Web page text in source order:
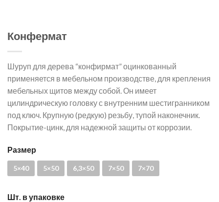
Конфермат
Шуруп для дерева “конфирмат” оцинкованный
применяется в мебельном производстве, для крепления
мебельных щитов между собой. Он имеет
цилиндрическую головку с внутренним шестигранником
под ключ. Крупную (редкую) резьбу, тупой наконечник.
Покрытие-цинк, для надежной защиты от коррозии.
Размер
5×40 5×50 6,3×50 7×50 7×70
Шт. в упаковке